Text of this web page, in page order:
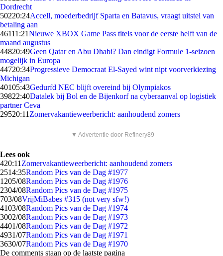
Dordrecht
50220:24Accell, moederbedrijf Sparta en Batavus, vraagt uitstel van
betaling aan
46111:21Nieuwe XBOX Game Pass titels voor de eerste helft van de
maand augustus
44820:49Geen Qatar en Abu Dhabi? Dan eindigt Formule 1-seizoen
mogelijk in Europa
44720:34Progressieve Democraat El-Sayed wint nipt voorverkiezing
Michigan
40105:43Gedurfd NEC blijft overeind bij Olympiakos
39822:40Datalek bij Bol en de Bijenkorf na cyberaanval op logistiek
partner Ceva
29520:11 Zomervakantieweerbericht: aanhoudend zomers
▼ Advertentie door Refinery89
Lees ook
420:11 Zomervakantieweerbericht: aanhoudend zomers
2514:35Random Pics van de Dag #1977
1205/08Random Pics van de Dag #1976
2304/08Random Pics van de Dag #1975
703/08VrijMiBabes #315 (not very sfw!)
4103/08Random Pics van de Dag #1974
3002/08Random Pics van de Dag #1973
4401/08Random Pics van de Dag #1972
4931/07Random Pics van de Dag #1971
3630/07Random Pics van de Dag #1970
De comments staan op de laatste pagina